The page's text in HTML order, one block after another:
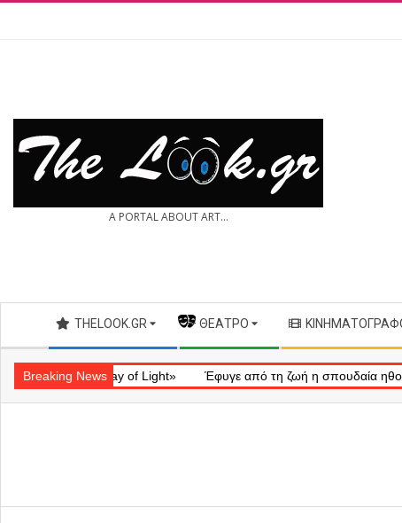
THE A PORTAL ABOUT ART...
Secondary
Navigation
Menu
THELOOK.GR — ΘΈΑΤΡΟ
Breaking News
«Ray of Light» Έφυγε από τη ζωή η σπουδαία ηθοποιός